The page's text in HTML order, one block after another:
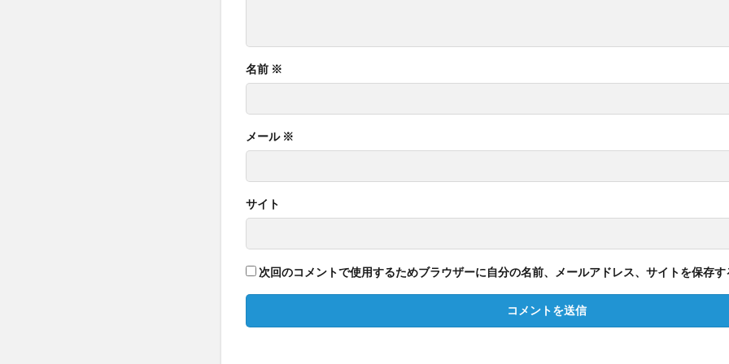
名前 ※
メール ※
サイト
次回のコメントで使用するためブラウザーに自分の名前、メールアドレス、サイトを保存す